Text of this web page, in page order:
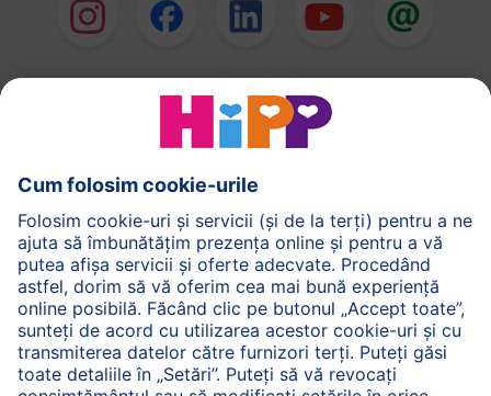
HiPP Hrană pentru sugari
HiPP Hrană pentru copii mici
HiPP Îngrijirea pielii
HiPP Sarcină
Politica de Confidenţialitate
Termenii generali pentru utilizarea serviciilor noastre
web
Imprimare
Despre HiPP Contact